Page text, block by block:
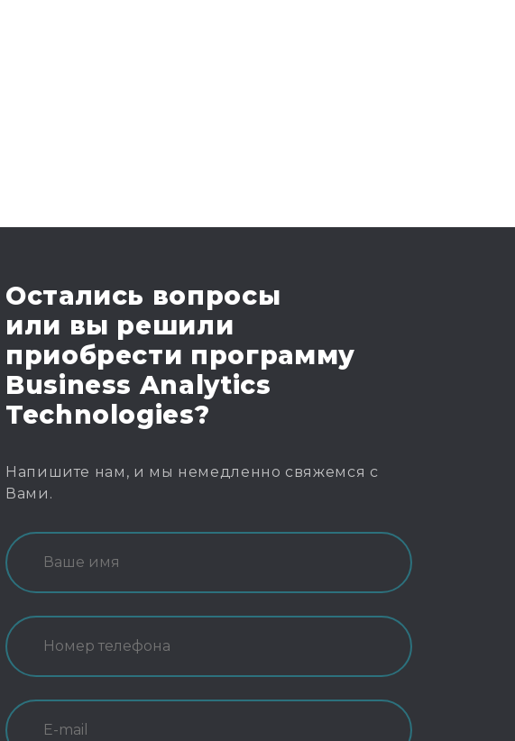
Остались вопросы
или вы решили
приобрести программу
Business Analytics
Technologies?
Напишите нам, и мы немедленно свяжемся с
Вами.